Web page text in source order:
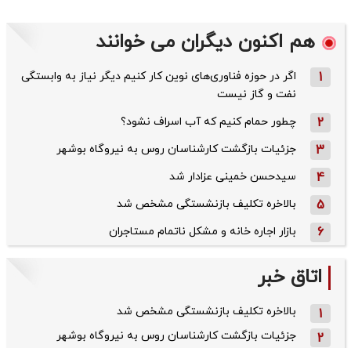
هم اکنون دیگران می خوانند
1
اگر در حوزه فناوری‌های نوین کار کنیم دیگر نیاز به وابستگی
نفت و گاز نیست
2 چطور حمام کنیم که آب اسراف نشود؟
3 جزئیات بازگشت کارشناسان روس به نیروگاه بوشهر
4 سیدحسن خمینی عزادار شد
5 بالاخره تکلیف بازنشستگی مشخص شد
6 بازار اجاره خانه و مشکل ناتمام مستاجران
اتاق خبر
1 بالاخره تکلیف بازنشستگی مشخص شد
2 جزئیات بازگشت کارشناسان روس به نیروگاه بوشهر